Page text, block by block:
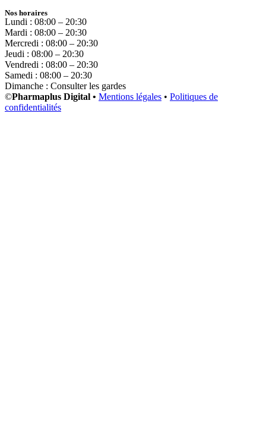
Nos horaires
Lundi : 08:00 – 20:30
Mardi : 08:00 – 20:30
Mercredi : 08:00 – 20:30
Jeudi : 08:00 – 20:30
Vendredi : 08:00 – 20:30
Samedi : 08:00 – 20:30
Dimanche : Consulter les gardes
©Pharmaplus Digital • Mentions légales • Politiques de
confidentialités